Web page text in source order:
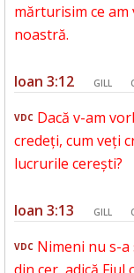
mărturisim ce
noastră.
Ioan 3:12 GILL
VDC Dacă v-am
credeți, cum veți
lucrurile cerești?
Ioan 3:13 GILL
VDC Nimeni nu s-a